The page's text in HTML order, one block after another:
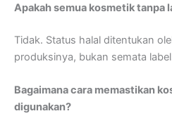
Apakah semua kosmetik tanpa
Tidak. Status halal ditentukan
produksinya, bukan semata
Bagaimana cara memastikan
digunakan?